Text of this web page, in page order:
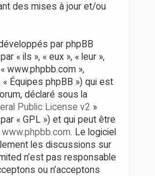
des mises à jour et/ou
par phpBB
« ils », « eux », « leur »,
www.phpbb.com »,
« Équipes phpBB ») qui est
déclaré sous la
Public License v2 »
« GPL ») et qui peut être
www.phpbb.com. Le logiciel
les discussions sur
n’est pas responsable
ou n’acceptons